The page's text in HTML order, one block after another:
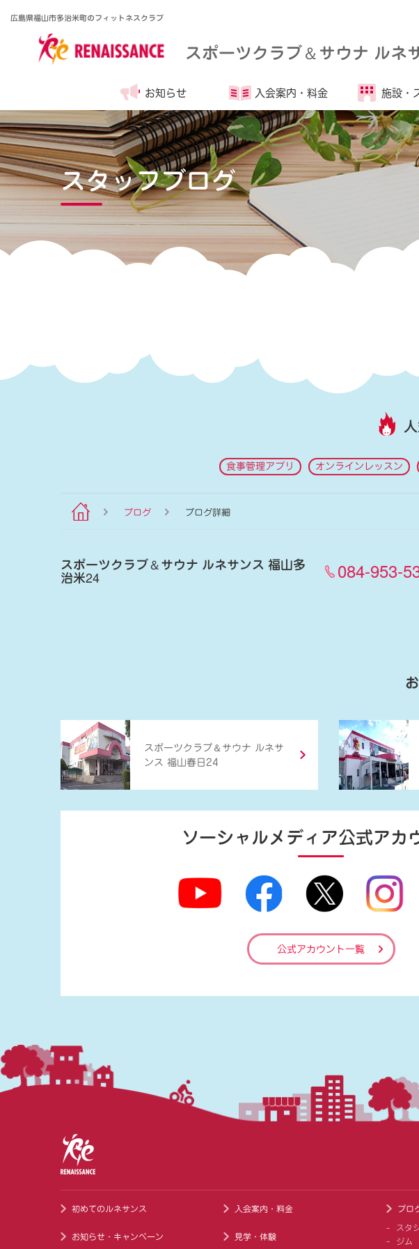
広島県福山市多治米町のフィットネスクラブ
スポーツクラブ＆サウナ ルネ
お知らせ 入会案内・ 料金 施設・
スタッフブログ
食事管理アプリ オンラインレッスン
ブログ ブログ詳細
スポーツクラブ＆サウナ ルネサンス 福山多
治米24 084-953-
スポーツクラブ ＆ サウナ ルネサ
ンス 福山春日24
ソーシャルメディア公式アカ
公式アカウント一覧
初めてのルネサンス
お知らせ・キャンペーン
入会案内・料金
見学・体験
プロ
スタ
ジム